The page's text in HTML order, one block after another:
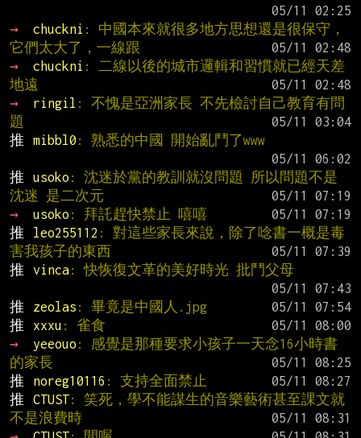
→
chuckni : 中國本來就很多地方思想還是很保守，
它們太大了，一線跟
→
chuckni : 二線以後的城市邏輯和習慣就已經天差
地遠
→
ringil : 不愧是亞洲家長 不先檢討自己教育有問
題
推
mibbl0 : 熟悉的中國 開始亂鬥了www
推
usoko : 沈迷於黨的教訓就沒問題 所以問題不是
沈迷 是二次元
→
usoko : 拜託趕快禁止 嘻嘻
推
leo255112 : 對這些家長來說，除了唸書一概是毒
害我孩子的東西
推
vinca: 快恢復文革的美好時光 批鬥父母
推
zeolas : 畢竟是中國人.jpg
推
xxxu : 雀食
→
yeeouo : 感覺是那種要求小孩子一天念16小時書
的家長
推
noreg10116 : 支持全面禁止
推
CTUST: 笑死，學不能謀生的音樂藝術甚至課文就
不是浪費時